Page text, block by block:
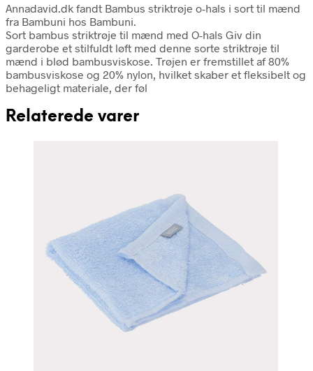
Annadavid.dk fandt Bambus striktrøje o-hals i sort til mænd
fra Bambuni hos Bambuni.
Sort bambus striktrøje til mænd med O-hals Giv din
garderobe et stilfuldt løft med denne sorte striktrøje til
mænd i blød bambusviskose. Trøjen er fremstillet af 80%
bambusviskose og 20% nylon, hvilket skaber et fleksibelt og
behageligt materiale, der føl
Relaterede varer